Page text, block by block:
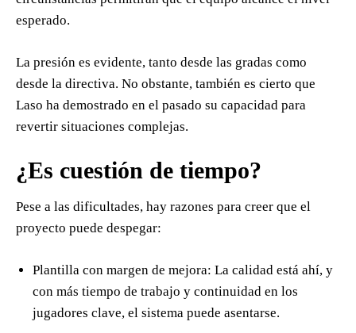
esperado.
La presión es evidente, tanto desde las gradas como
desde la directiva. No obstante, también es cierto que
Laso ha demostrado en el pasado su capacidad para
revertir situaciones complejas.
¿Es cuestión de tiempo?
Pese a las dificultades, hay razones para creer que el
proyecto puede despegar:
Plantilla con margen de mejora: La calidad está ahí, y
con más tiempo de trabajo y continuidad en los
jugadores clave, el sistema puede asentarse.